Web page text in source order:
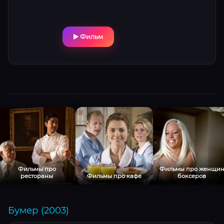
Фильм
Фильмы про
рестораны
Фильмы про кафе
Фильмы про женщин
боксеров
Бумер (2003)